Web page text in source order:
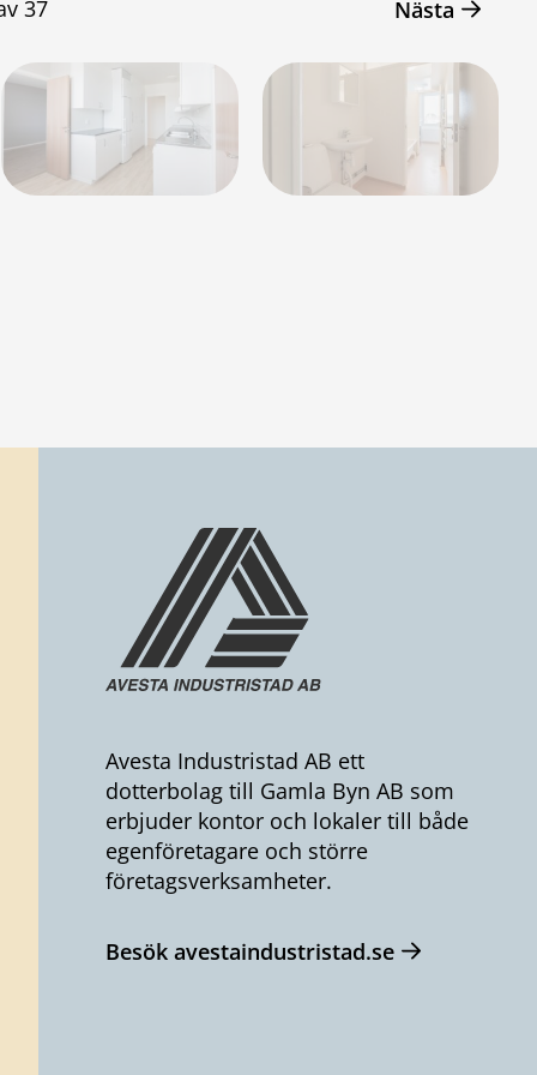
37 Nästa
Avesta Industristad AB ett
dotterbolag till Gamla Byn AB som
erbjuder kontor och lokaler till både
egenföretagare och större
företagsverksamheter.
Besök avestaindustristad.se